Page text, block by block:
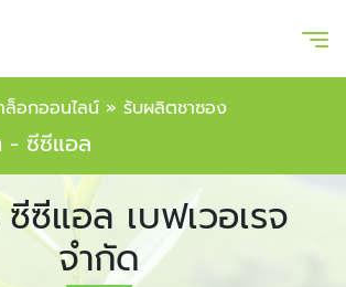
ล็อกออนไลน์ » รับผลิตชาซอง
- ซีซีแอล
ซีแอล เบฟเวอเรจ
จำกัด